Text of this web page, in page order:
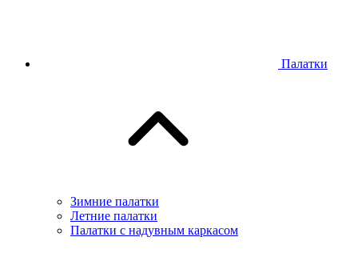
Палатки
Зимние палатки
Летние палатки
Палатки с надувным каркасом